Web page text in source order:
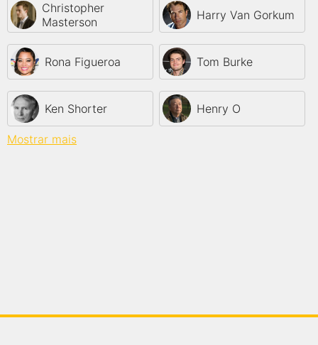
Christopher
Masterson
Harry Van Gorkum
Rona Figueroa Tom Burke
Ken Shorter Henry O
Mostrar mais